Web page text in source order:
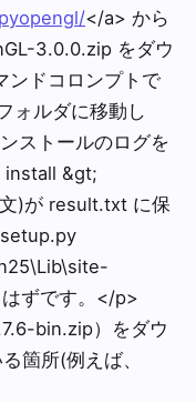
</a> から
3.0.0.zip をダウ
ンドコロンプトで
ォルダに移動し
ストールのログを
install &gt;
)が result.txt に保
ずです。</p>
bin.zip）をダウ
箇所(例えば、